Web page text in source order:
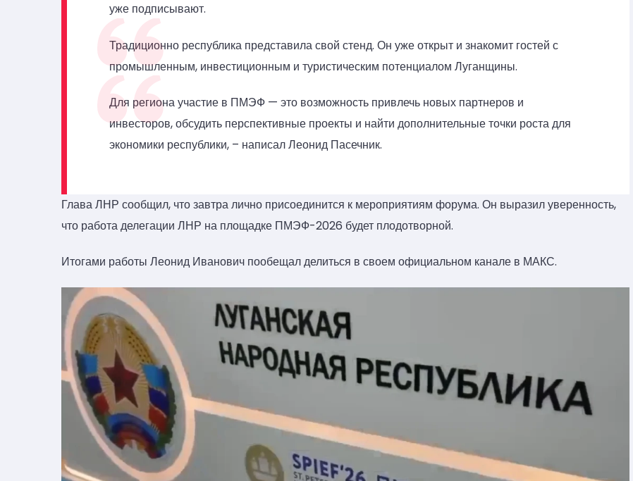
уже подписывают.
Традиционно республика представила свой стенд. Он уже открыт и знакомит гостей с
промышленным, инвестиционным и туристическим потенциалом Луганщины.
Для региона участие в ПМЭФ — это возможность привлечь новых партнеров и
инвесторов, обсудить перспективные проекты и найти дополнительные точки роста для
экономики республики, – написал Леонид Пасечник.
Глава ЛНР сообщил, что завтра лично присоединится к мероприятиям форума. Он выразил уверенность,
что работа делегации ЛНР на площадке ПМЭФ-2026 будет плодотворной.
Итогами работы Леонид Иванович пообещал делиться в своем официальном канале в МАКС.